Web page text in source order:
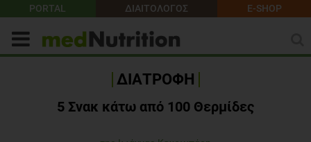
PORTAL ΔΙΑΙΤΟΛΟΓΟΣ E-SHOP
ΔΙΑΤΡΟΦΗ
5 Σνακ κάτω από 100 Θερμίδες